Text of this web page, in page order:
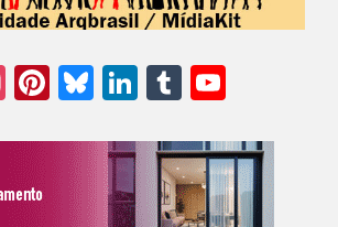
Instagram
Pinterest
Bluesky
LinkedIn
Tumblr